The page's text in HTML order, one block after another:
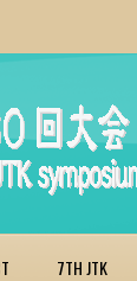
7TH JTK